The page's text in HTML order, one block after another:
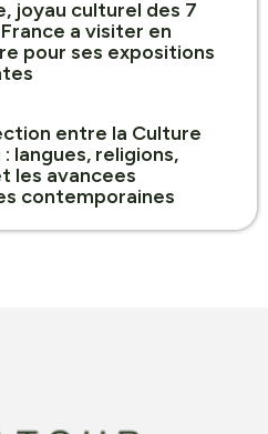
joyau culturel des 7
a visiter en
pour ses expositions
entre la Culture
langues, religions,
les avancees
contemporaines